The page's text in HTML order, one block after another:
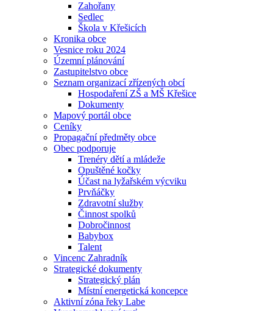
Zahořany
Sedlec
Škola v Křešicích
Kronika obce
Vesnice roku 2024
Územní plánování
Zastupitelstvo obce
Seznam organizací zřízených obcí
Hospodaření ZŠ a MŠ Křešice
Dokumenty
Mapový portál obce
Ceníky
Propagační předměty obce
Obec podporuje
Trenéry dětí a mládeže
Opuštěné kočky
Účast na lyžařském výcviku
Prvňáčky
Zdravotní služby
Činnost spolků
Dobročinnost
Babybox
Talent
Vincenc Zahradník
Strategické dokumenty
Strategický plán
Místní energetická koncepce
Aktivní zóna řeky Labe